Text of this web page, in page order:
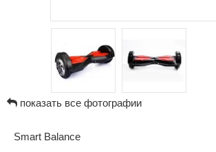
показать все фотографии
Smart Balance